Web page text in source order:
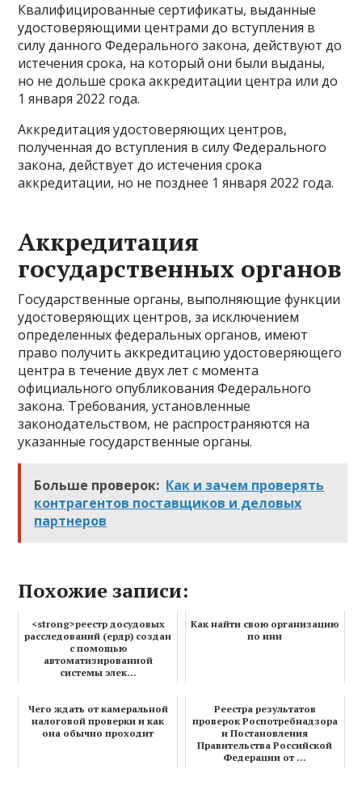
Квалифицированные сертификаты, выданные
удостоверяющими центрами до вступления в
силу данного Федерального закона, действуют до
истечения срока, на который они были выданы,
но не дольше срока аккредитации центра или до
1 января 2022 года.
Аккредитация удостоверяющих центров,
полученная до вступления в силу Федерального
закона, действует до истечения срока
аккредитации, но не позднее 1 января 2022 года.
Аккредитация
государственных органов
Государственные органы, выполняющие функции
удостоверяющих центров, за исключением
определенных федеральных органов, имеют
право получить аккредитацию удостоверяющего
центра в течение двух лет с момента
официального опубликования Федерального
закона. Требования, установленные
законодательством, не распространяются на
указанные государственные органы.
Больше проверок: Как и зачем проверять
контрагентов поставщиков и деловых
партнеров
Похожие записи:
<strong>реестр досудовых
расследований (ердр) создан
с помощью
автоматизированной
системы элек...
Как найти свою организацию
по инн
Чего ждать от камеральной
налоговой проверки и как
она обычно проходит
Реестра результатов
проверок Роспотребнадзора
и Постановления
Правительства Российской
Федерации от ...